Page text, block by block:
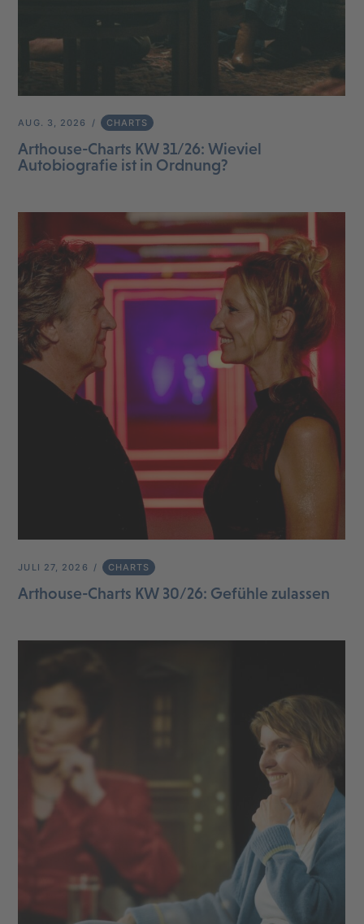
AUG. 3, 2026 CHARTS
Arthouse-Charts KW 31/26: Wieviel
Autobiografie ist in Ordnung?
JULI 27, 2026 CHARTS
Arthouse-Charts KW 30/26: Gefühle zulassen